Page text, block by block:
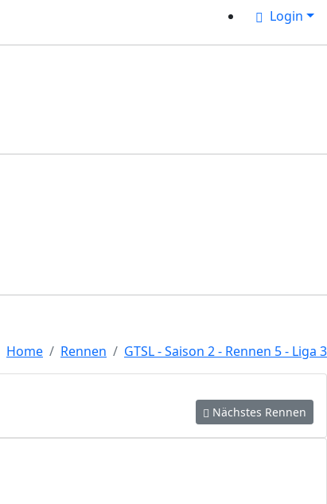
Login
Home Rennen GTSL - Saison 2 - Rennen 5 - Liga 3
Nächstes Rennen